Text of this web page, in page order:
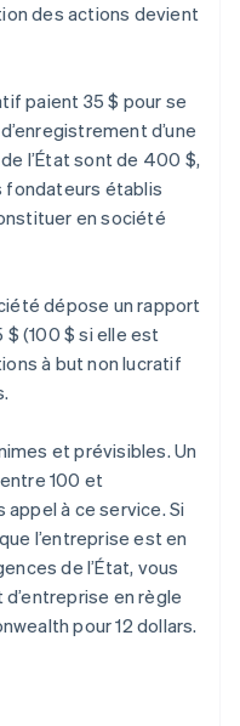
des actions devient
paient 35 $ pour se
d’une
l’État sont de 400 $,
fondateurs établis
en société
dépose un rapport
$ (100 $ si elle est
à but non lucratif
et prévisibles. Un
100 et
à ce service. Si
l’entreprise est en
de l’État, vous
en règle
pour 12 dollars.